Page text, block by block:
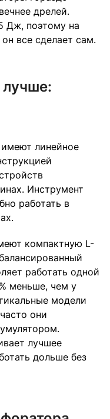
дрелей.
Дж, поэтому на
все сделает сам.
линейное
Инструмент
работать в
компактную L-
работать одной
меньше, чем у
модели
они
лучшее
дольше без